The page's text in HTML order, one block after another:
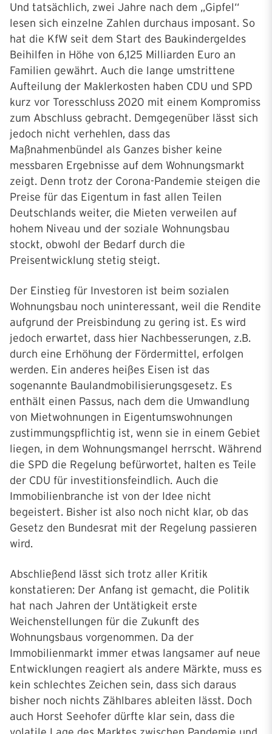
Und tatsächlich, zwei Jahre nach dem „Gipfel“
lesen sich einzelne Zahlen durchaus imposant. So
hat die KfW seit dem Start des Baukindergeldes
Beihilfen in Höhe von 6,125 Milliarden Euro an
Familien gewährt. Auch die lange umstrittene
Aufteilung der Maklerkosten haben CDU und SPD
kurz vor Toresschluss 2020 mit einem Kompromiss
zum Abschluss gebracht. Demgegenüber lässt sich
jedoch nicht verhehlen, dass das
Maßnahmenbündel als Ganzes bisher keine
messbaren Ergebnisse auf dem Wohnungsmarkt
zeigt. Denn trotz der Corona-Pandemie steigen die
Preise für das Eigentum in fast allen Teilen
Deutschlands weiter, die Mieten verweilen auf
hohem Niveau und der soziale Wohnungsbau
stockt, obwohl der Bedarf durch die
Preisentwicklung stetig steigt.
Der Einstieg für Investoren ist beim sozialen
Wohnungsbau noch uninteressant, weil die Rendite
aufgrund der Preisbindung zu gering ist. Es wird
jedoch erwartet, dass hier Nachbesserungen, z.B.
durch eine Erhöhung der Fördermittel, erfolgen
werden. Ein anderes heißes Eisen ist das
sogenannte Baulandmobilisierungsgesetz. Es
enthält einen Passus, nach dem die Umwandlung
von Mietwohnungen in Eigentumswohnungen
zustimmungspflichtig ist, wenn sie in einem Gebiet
liegen, in dem Wohnungsmangel herrscht. Während
die SPD die Regelung befürwortet, halten es Teile
der CDU für investitionsfeindlich. Auch die
Immobilienbranche ist von der Idee nicht
begeistert. Bisher ist also noch nicht klar, ob das
Gesetz den Bundesrat mit der Regelung passieren
wird.
Abschließend lässt sich trotz aller Kritik
konstatieren: Der Anfang ist gemacht, die Politik
hat nach Jahren der Untätigkeit erste
Weichenstellungen für die Zukunft des
Wohnungsbaus vorgenommen. Da der
Immobilienmarkt immer etwas langsamer auf neue
Entwicklungen reagiert als andere Märkte, muss es
kein schlechtes Zeichen sein, dass sich daraus
bisher noch nichts Zählbares ableiten lässt. Doch
auch Horst Seehofer dürfte klar sein, dass die